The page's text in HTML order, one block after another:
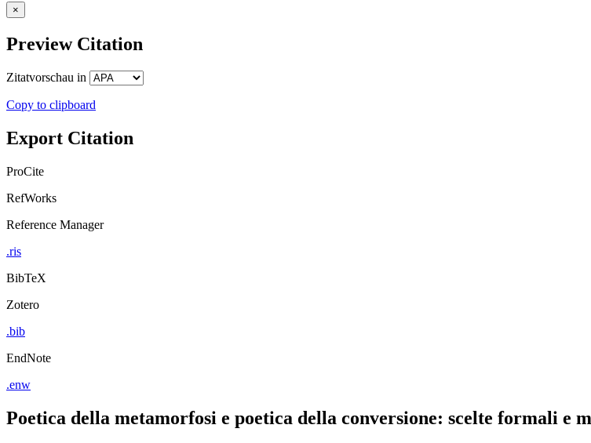
×
Preview Citation
Zitatvorschau in
Copy to clipboard
Export Citation
ProCite
RefWorks
Reference Manager
.ris
BibTeX
Zotero
.bib
EndNote
.enw
Poetica della metamorfosi e poetica della conversione: scelte formali e